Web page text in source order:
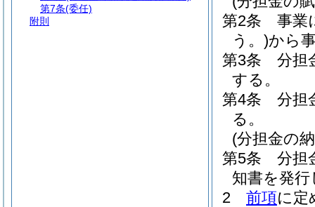
第2条
事業
う。)から
第3条
分担
する。
第4条
分担
る。
(分担金の
第5条
分担
知書を発
2
前項に定
第7条(委任)
附則